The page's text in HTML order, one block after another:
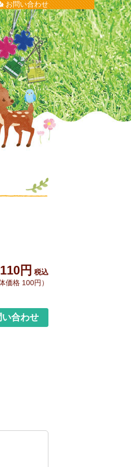
お問い合わせ
110円 税込
価格 100円）
合わせ